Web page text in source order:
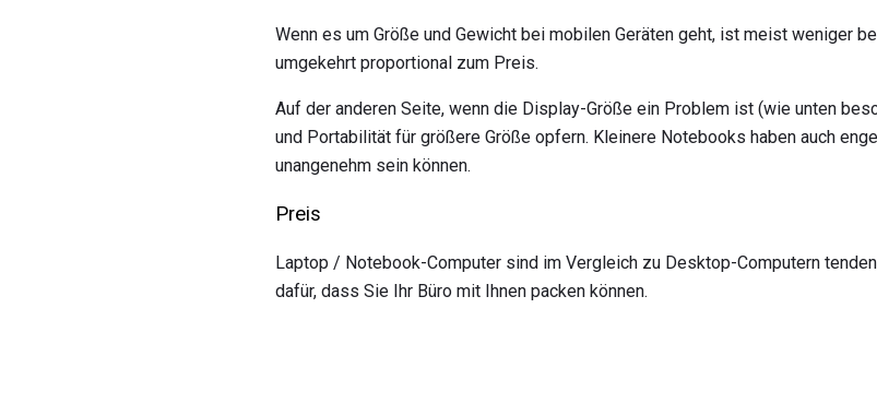
Wenn es um Größe und Gewicht bei mobilen Geräten geht, ist meist weniger
umgekehrt proportional zum Preis.
Auf der anderen Seite, wenn die Display-Größe ein Problem ist (wie unten
und Portabilität für größere Größe opfern. Kleinere Notebooks haben auch
unangenehm sein können.
Preis
Laptop / Notebook-Computer sind im Vergleich zu Desktop-Computern
dafür, dass Sie Ihr Büro mit Ihnen packen können.